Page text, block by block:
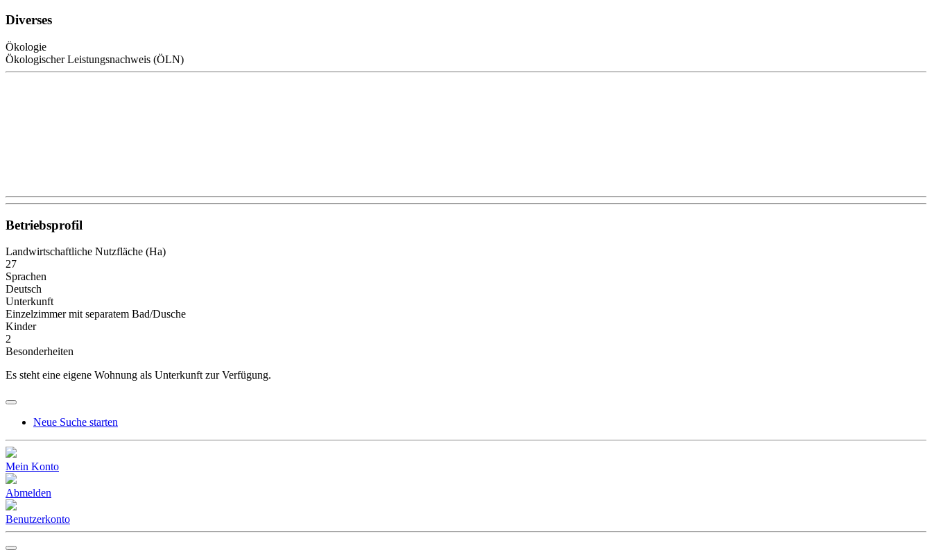
Diverses
Ökologie
Ökologischer Leistungsnachweis (ÖLN)
Betriebsprofil
Landwirtschaftliche Nutzfläche (Ha)
27
Sprachen
Deutsch
Unterkunft
Einzelzimmer mit separatem Bad/Dusche
Kinder
2
Besonderheiten
Es steht eine eigene Wohnung als Unterkunft zur Verfügung.
Hauptnavigation
Neue Suche starten
Mein Konto
Abmelden
Benutzerkonto